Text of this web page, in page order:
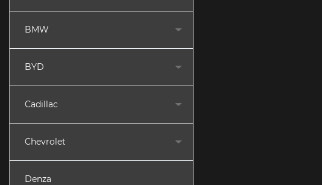
BMW
BYD
Cadillac
Chevrolet
Denza